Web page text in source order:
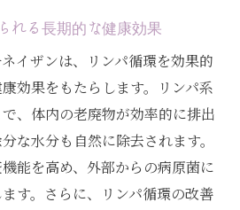
れる長期的な健康効果
イザンは、リンパ循環を効果的
効果をもたらします。リンパ系
、体内の老廃物が効率的に排出
な水分も自然に除去されます。
能を高め、外部からの病原菌に
す。さらに、リンパ循環の改善